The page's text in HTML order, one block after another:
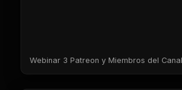
Webinar 3 Patreon y Miembros del